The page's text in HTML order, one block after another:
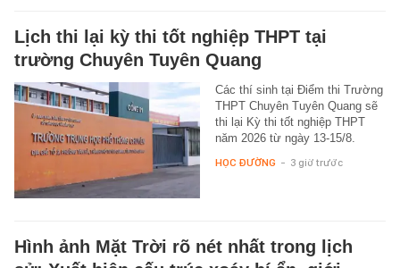
Lịch thi lại kỳ thi tốt nghiệp THPT tại
trường Chuyên Tuyên Quang
Các thí sinh tại Điểm thi Trường
THPT Chuyên Tuyên Quang sẽ
thi lại Kỳ thi tốt nghiệp THPT
năm 2026 từ ngày 13-15/8.
HỌC ĐƯỜNG - 3 giờ trước
Hình ảnh Mặt Trời rõ nét nhất trong lịch